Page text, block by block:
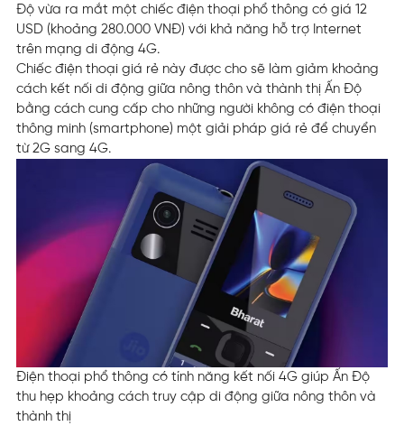
Độ vừa ra mắt một chiếc điện thoại phổ thông có giá 12
USD (khoảng 280.000 VNĐ) với khả năng hỗ trợ Internet
trên mạng di động 4G.
Chiếc điện thoại giá rẻ này được cho sẽ làm giảm khoảng
cách kết nối di động giữa nông thôn và thành thị Ấn Độ
bằng cách cung cấp cho những người không có điện thoại
thông minh (smartphone) một giải pháp giá rẻ để chuyển
từ 2G sang 4G.
Điện thoại phổ thông có tính năng kết nối 4G giúp Ấn Độ
thu hẹp khoảng cách truy cập di động giữa nông thôn và
thành thị